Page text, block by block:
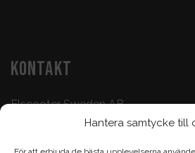
Hantera samtycke till
KONTAKT
Elscooter Sweden AB
Butik & Verkstad: 073-500 47 72